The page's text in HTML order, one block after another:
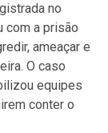
no
com a prisão
ameaçar e
O caso
equipes
conter o